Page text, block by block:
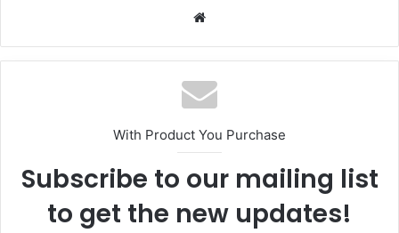
Website
With Product You Purchase
Subscribe to our mailing list
to get the new updates!